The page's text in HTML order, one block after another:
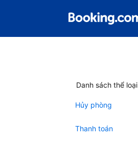
Danh sách thể loại
Hủy phòng
Thanh toán